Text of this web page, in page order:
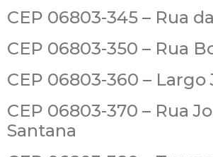
CEP 06803-345 – Rua
CEP 06803-350 – Rua
CEP 06803-360 – Largo
CEP 06803-370 – Rua
Santana